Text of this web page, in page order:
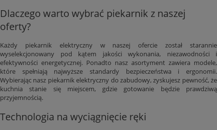
Dlaczego warto wybrać piekarnik z naszej
oferty?
Każdy piekarnik elektryczny w naszej ofercie został starannie
wyselekcjonowany pod kątem jakości wykonania, niezawodności i
efektywności energetycznej. Ponadto nasz asortyment zawiera modele,
które spełniają najwyższe standardy bezpieczeństwa i ergonomii.
Wybierając nasz piekarnik elektryczny do zabudowy, zyskujesz pewność, że
kuchnia stanie się miejscem, gdzie gotowanie będzie prawdziwą
przyjemnością.
Technologia na wyciągnięcie ręki